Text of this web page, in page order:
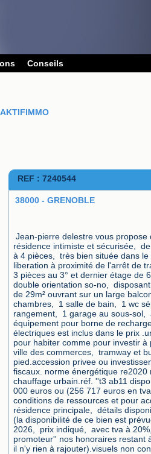
Conseils
AKTIFIMMO
REF : 7240544
38000 - GRENOBLE
Jean-pierre delestre vous propose
résidence intimiste et sécurisée,
à 4 pièces,  très bien située dans
liberation à proximité de l'arrêt de
3 pièces au 3° et dernier étage de
double orientation so-no,
de 29m² ouvrant sur un large
chambres,  1 salle de bain,  1 wc
rangement,  1 garage au sous-sol,
équipement pour borne de
électriques est inclus dans le prix
pour habiter comme pour investir à
ville des commerces,  tramway et
pied.accession privee ou
fiscaux. norme énergétique re2020
chauffage urbain.réf. ''t3 ab11
000 euros ou (256 717 euros en
conditions de ressources et pour
résidence principale,  détails
(la disponibilité de ce bien est
2026,  prix indiqué,  avec tva à
promoteur'' nos honoraires restant
il n'y rien à rajouter).visuels non con